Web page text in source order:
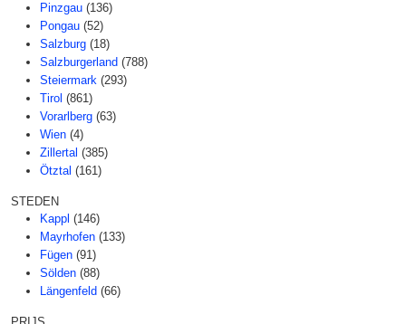
Pinzgau (136)
Pongau (52)
Salzburg (18)
Salzburgerland (788)
Steiermark (293)
Tirol (861)
Vorarlberg (63)
Wien (4)
Zillertal (385)
Ötztal (161)
STEDEN
Kappl (146)
Mayrhofen (133)
Fügen (91)
Sölden (88)
Längenfeld (66)